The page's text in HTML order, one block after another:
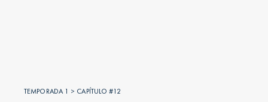
TEMPORADA 1 > CAPÍTULO #12